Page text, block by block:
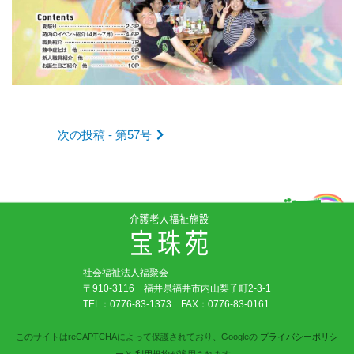
記
ク
次の投稿 - 第57号
社会福祉法人福聚会
〒910-3116 福井県福井市内山梨子町2-3-1
TEL： 0776-83-1373 FAX：0776-83-0161
このサイトはreCAPTCHAによって保護されており、Googleの プライバシーポリシ